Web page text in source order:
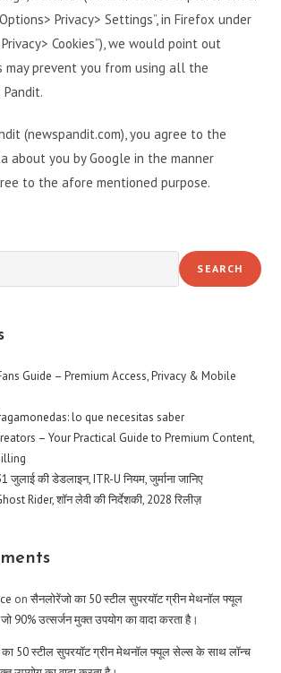
Privacy> Settings”, in Firefox under
Cookies”), we would point out
prevent you from using all the
(newspandit.com), you agree to the
about you by Google in the manner
to the afore mentioned purpose.
SEARCH
Guide – Premium Access, Privacy & Mobile
lo que necesitas saber
– Your Practical Guide to Premium Content,
जुलाई की डेडलाइन, ITR-U नियम, जुर्माना जानिए
Rider, शॉन लेवी की निर्देशकी, 2028 रिलीज़
onसैनलोरेंजो का 50 स्टील सुपरयॉट ग्रीन मेथनॉल फ्यूल
90% उत्सर्जन मुक्त उपयोग का वादा करता है।
50 स्टील सुपरयॉट ग्रीन मेथनॉल फ्यूल सेल्स के साथ लॉन्च